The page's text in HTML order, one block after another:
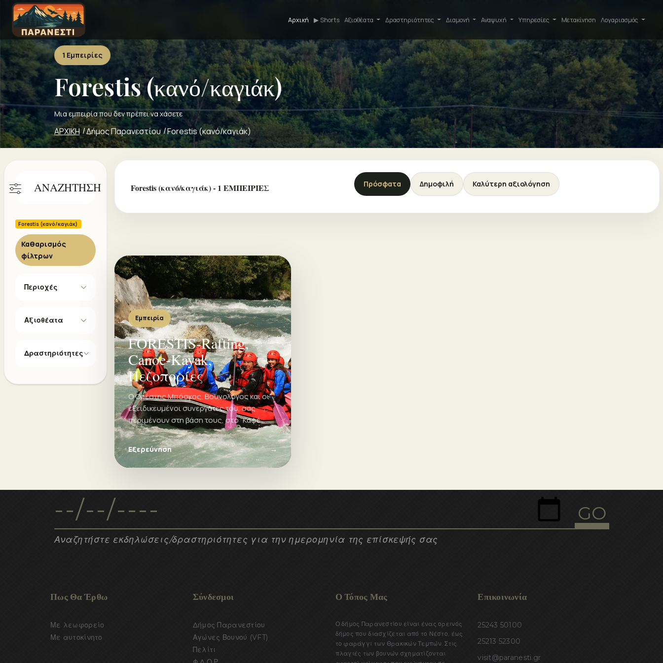
Αρχική ▶ Shorts Αξιοθέατα Δραστηριότητες Διαμονή Αναψυχή Υπηρεσίες Μετακίνηση Λογαριασμός
1 Εμπειρίες
Forestis (κανό/καγιάκ)
Μια εμπειρία που δεν πρέπει να χάσετε
ΑΡΧΙΚΗ Δήμος Παρανεστίου Forestis (κανό/καγιάκ)
ΑΝΑΖΗΤΗΣΗ
Forestis (κανό/καγιάκ)
Καθαρισμός
φίλτρων
Περιοχές
Αξιοθέατα
Δραστηριότητες
Forestis (κανό/καγιάκ) - 1 ΕΜΠΕΙΡΙΕΣ Πρόσφατα Δημοφιλή Καλύτερη αξιολόγηση
Εμπειρία
FORESTIS-Rafting,
Canoe-Kayak,
Πεζοπορίες
Ο Ορέστης Μπόσκος, Βουνολόγος και οι
εξειδικευμένοι συνεργάτες του, σας
περιμένουν στη βάση τους, στο “Καφέ
Θεραπευτήριο” του Forestis, για να σας
προσφέρουν με μεράκι και αγάπη,
δραστηριότητες μέσα στη φύση, στο
Παρανέστι της Δράμας.
Εξερεύνηση →
Αναζητήστε εκδηλώσεις/δραστηριότητες για την ημερομηνία της επίσκεψής σας
Πως Θα Έρθω
Με λεωφορείο
Με αυτοκίνητο
Σύνδεσμοι
Δήμος Παρανεστίου
Αγώνες Βουνού (VFT)
Πελίτι
Ο Τόπος Μας
Ο δήμος Παρανεστίου είναι ένας ορεινός
δήμος που διασχίζεται από το Νέστο, έως
το φαράγγι των Θρακικών Τεμπών. Στις
πλαγιές των βουνών σχηματίζονται
Επικοινωνία
25243 50100
25213 52300
visit@paranesti.gr